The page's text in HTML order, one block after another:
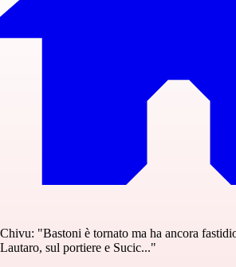
Chivu: "Bastoni è tornato ma ha ancora
Lautaro, sul portiere e Sucic..."